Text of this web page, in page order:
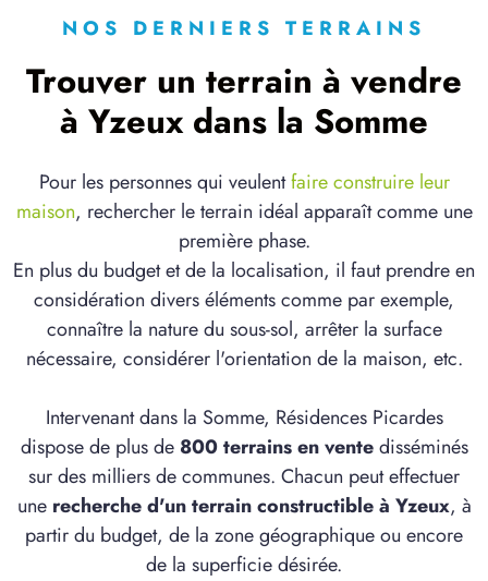
NOS DERNIERS TERRAINS
Trouver un terrain à vendre
à Yzeux dans la Somme
Pour les personnes qui veulentfaire construire leur
maison, rechercher le terrain idéal apparaît comme une
première phase.
En plus du budget et de la localisation, il faut prendre en
considération divers éléments comme par exemple,
connaître la nature du sous-sol, arrêter la surface
nécessaire, considérer l'orientation de la maison, etc.
Intervenant dans la Somme, Résidences Picardes
dispose de plus de 800 terrains en ventedisséminés
sur des milliers de communes. Chacun peut effectuer
une recherche d'un terrain constructible à Yzeux, à
partir du budget, de la zone géographique ou encore
de la superficie désirée.